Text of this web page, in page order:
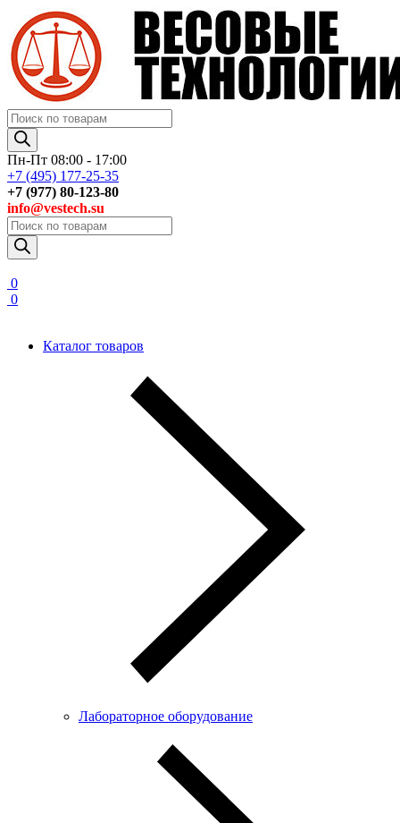
Поиск
товаров
Пн-Пт 08:00 - 17:00
+7 (495) 177-25-35
+7 (977) 80-123-80
info@vestech.su
Поиск
товаров
0
0
Каталог товаров
Лабораторное оборудование